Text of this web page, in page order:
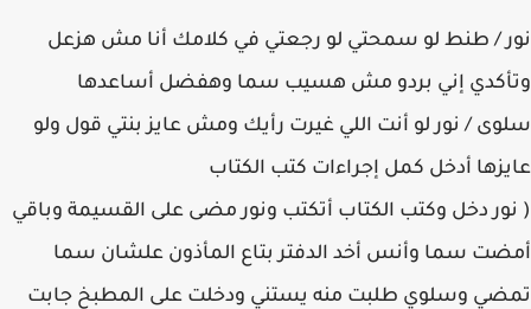
نور / طنط لو سمحتي لو رجعتي في كلامك أنا مش هزعل
وتأكدي إني بردو مش هسيب سما وهفضل أساعدها
سلوى / نور لو أنت اللي غيرت رأيك ومش عايز بنتي قول ولو
عايزها أدخل كمل إجراءات كتب الكتاب
( نور دخل وكتب الكتاب أتكتب ونور مضى على القسيمة وباقي
أمضت سما وأنس أخد الدفتر بتاع المأذون علشان سما
تمضي وسلوي طلبت منه يستني ودخلت على المطبخ جابت